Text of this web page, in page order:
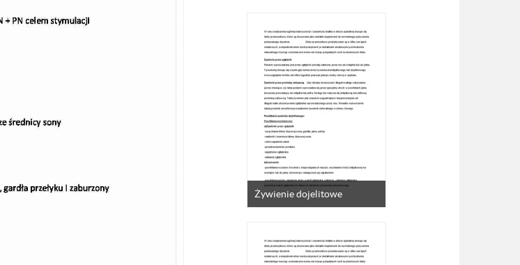
Żywienie dojelitowe